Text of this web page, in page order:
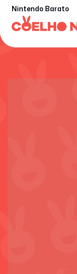
Nintendo Barato